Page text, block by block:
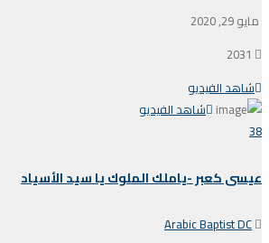
مايو 29, 2020
2031
شاهد الفيديو
شاهد الفيديو
38
عيسى كعبر -ياملك الملوك يا سيد الأسياد
Arabic Baptist DC